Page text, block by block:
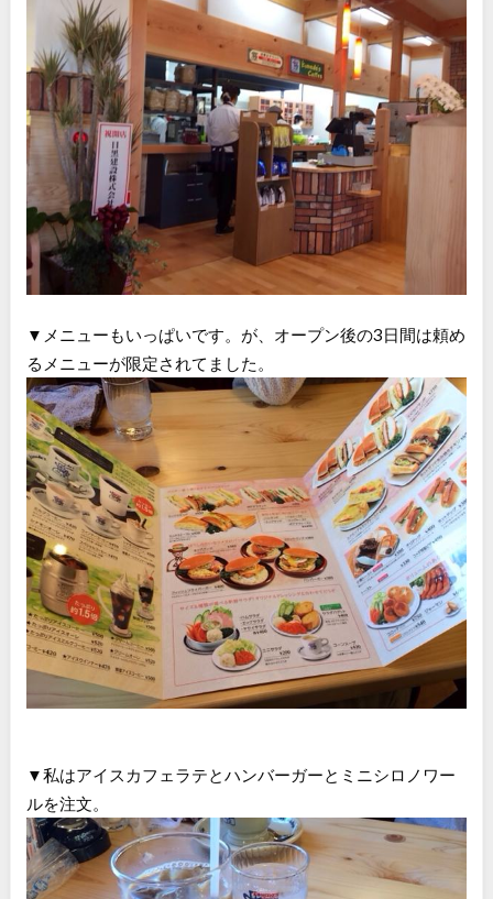
▼メニューもいっぱいです。が、オープン後の3日間は頼め
るメニューが限定されてました。
▼私はアイスカフェラテとハンバーガーとミニシロノワー
ルを注文。